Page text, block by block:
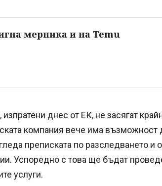
мерника и на Temu
днес от ЕК, не засягат
компания вече има възможност
преписката по разследването и
Успоредно с това ще бъдат
услуги.